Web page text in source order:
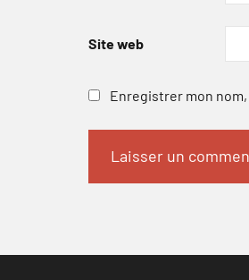
Site web
Enregistrer mon